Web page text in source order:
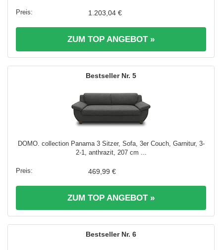
1.203,04 €
ZUM TOP ANGEBOT »
5
DOMO. collection Panama 3 Sitzer, Sofa, 3er Couch, Garnitur, 3-
2-1, anthrazit, 207 cm ...
469,99 €
ZUM TOP ANGEBOT »
6